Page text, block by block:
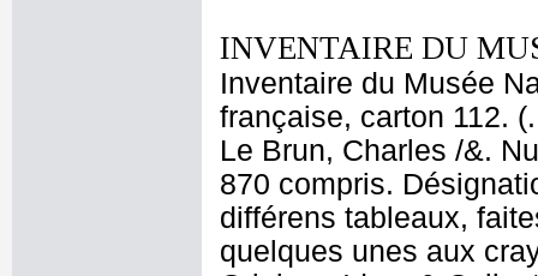
INVENTAIRE DU
Inventaire du Musée
française, carton 112.
Le Brun, Charles /&.
870 compris.
différens tableaux,
quelques unes aux